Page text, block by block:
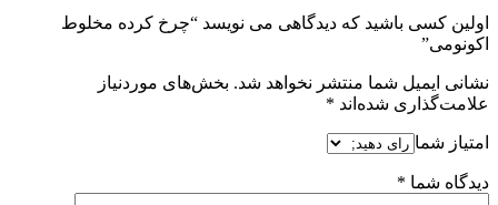
اولین کسی باشید که دیدگاهی می نویسد “چرخ کرده مخلوط
اکونومی”
نشانی ایمیل شما منتشر نخواهد شد. بخش‌های موردنیاز
علامت‌گذاری شده‌اند *
امتیاز شما
دیدگاه شما *